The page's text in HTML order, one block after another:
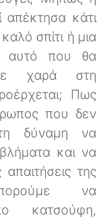
απέκτησα κάτι
σπίτι ή μια
αυτό που θα
χαρά στη
Πως
που δεν
δύναμη να
και να
της
να
κατσούφη,